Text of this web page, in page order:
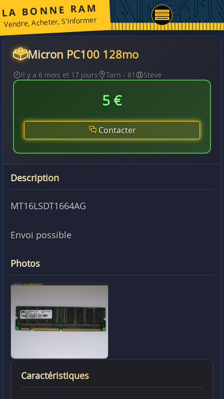
LA BONNE RAM
Vendre, Acheter, S'informer
Micron PC100 128mo
Il y a 6 mois et 17 jours Tarn - 81 Steve
5 €
Contacter
Description
MT16LSDT1664AG
Envoi possible
Photos
Caractéristiques